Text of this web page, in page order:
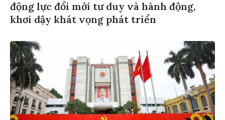
động lực đổi mới tư duy và hành động,
khơi dậy khát vọng phát triển